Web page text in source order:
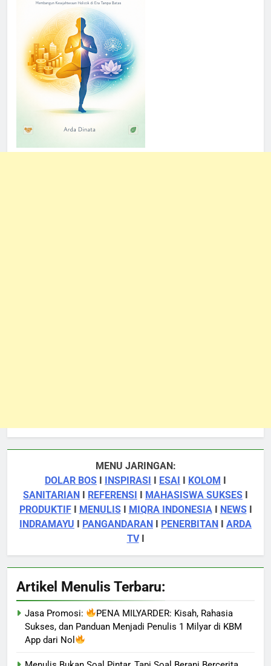
MENU JARINGAN:
DOLAR BOS I INSPIRASI I ESAI I KOLOM I
SANITARIAN I REFERENSI I MAHASISWA SUKSES I
PRODUKTIFI MENULISI MIQRA INDONESIAI NEWSI
INDRAMAYU I PANGANDARAN I PENERBITAN I ARDA
TVI
Artikel Menulis Terbaru:
Jasa Promosi:
PENA MILYARDER: Kisah, Rahasia
Sukses, dan Panduan Menjadi Penulis 1 Milyar di KBM
App dari Nol